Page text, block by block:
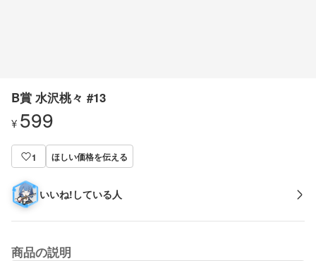
B賞 水沢桃々 #13
¥ 599
1 ほしい価格を伝える
いいね!している人
商品の説明